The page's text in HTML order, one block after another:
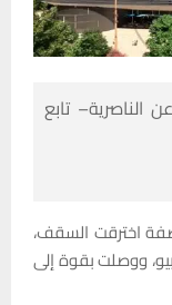
الناصرية– تابع
اخترقت السقف،
ووصلت بقوة إلى